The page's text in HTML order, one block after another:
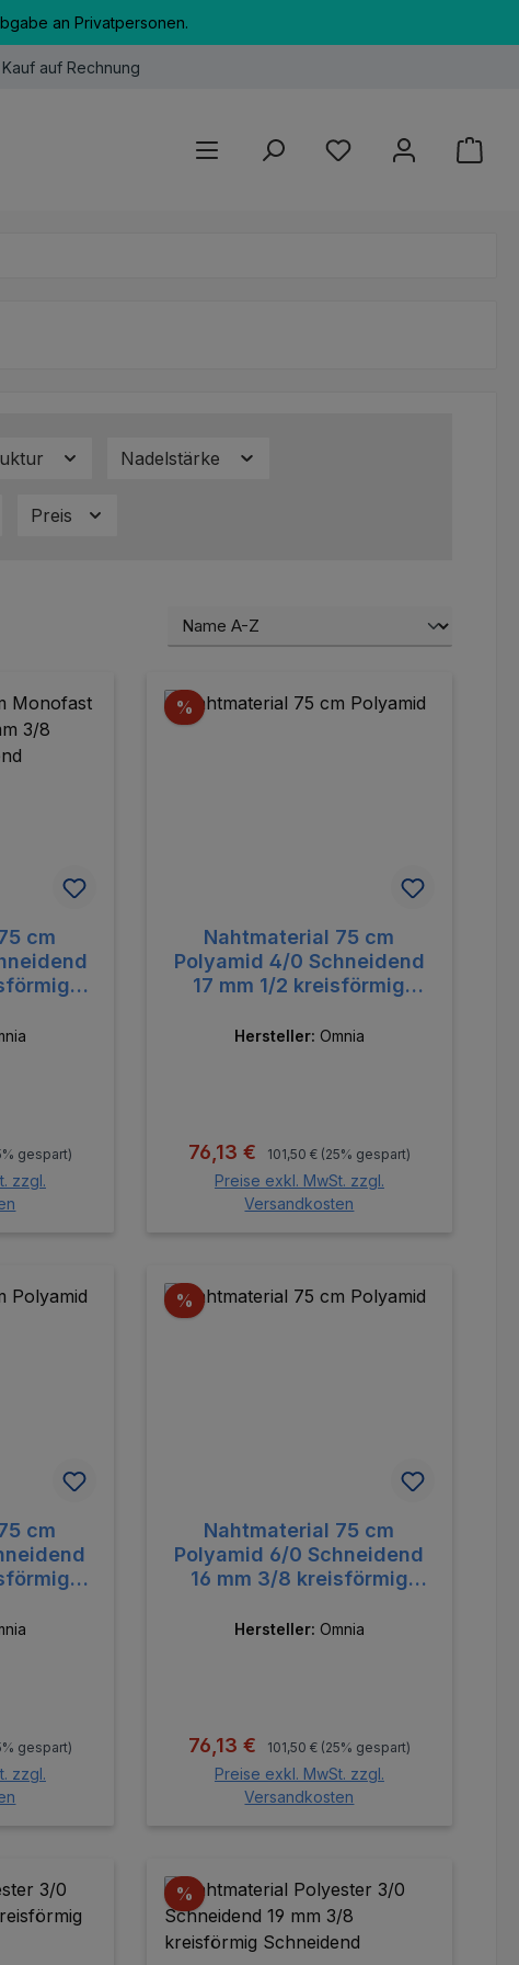
an Privatpersonen.
auf Rechnung
Du hast 0 Produkte
Nadelstärke
Preis
cm
gespart)
zzgl.
% Rabatt
Nahtmaterial 75 cm
Polyamid 4/0 Schneidend
17 mm 1/2 kreisförmig
Hersteller: Omnia
Verkaufspreis:
76,13 € Regulärer Preis:
101,50 € (25% gespart)
Preise exkl. MwSt. zzgl.
Versandkosten
cm
gespart)
zzgl.
% Rabatt
Nahtmaterial 75 cm
Polyamid 6/0 Schneidend
16 mm 3/8 kreisförmig
Hersteller: Omnia
Verkaufspreis:
76,13 € Regulärer Preis:
101,50 € (25% gespart)
Preise exkl. MwSt. zzgl.
Versandkosten
% Rabatt